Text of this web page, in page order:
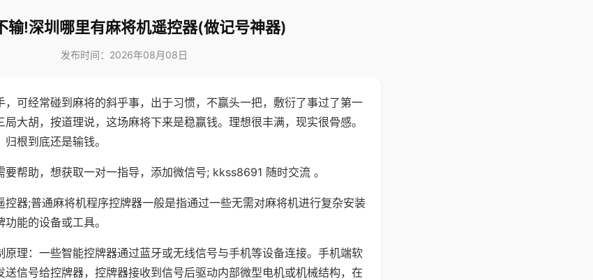
输!深圳哪里有麻将机遥控器(做记号神器)
发布时间：2026年08月08日
，可经常碰到麻将的斜乎事，出于习惯，不赢头一把，敷衍了事过了第一
大胡，按道理说，这场麻将下来是稳赢钱。理想很丰满，现实很骨感。
根到底还是输钱。
要帮助，想获取一对一指导，添加微信号; kkss8691 随时交流 。
控器;普通麻将机程序控牌器一般是指通过一些无需对麻将机进行复杂安装
能的设备或工具。
原理：一些智能控牌器通过蓝牙或无线信号与手机等设备连接。手机端软
送信号给控牌器，控牌器接收到信号后驱动内部微型电机或机械结构，在